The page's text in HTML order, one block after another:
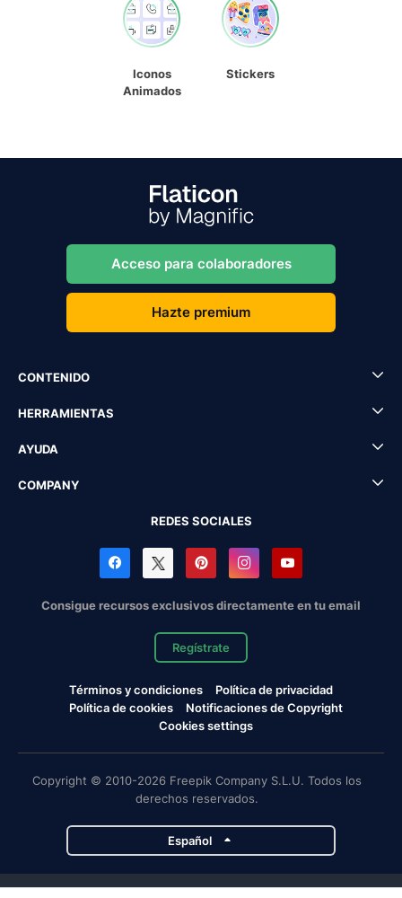
Iconos
Animados
Stickers
Acceso para colaboradores
Hazte premium
CONTENIDO
HERRAMIENTAS
AYUDA
COMPANY
REDES SOCIALES
Consigue recursos exclusivos directamente en tu email
Regístrate
Términos y condiciones
Política de privacidad
Política de cookies
Notificaciones de Copyright
Cookies settings
Copyright © 2010-2026 Freepik Company S.L.U. Todos los
derechos reservados.
Español